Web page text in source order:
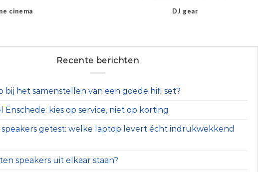
cinema DJ gear
Recente berichten
bij het samenstellen van een goede hifi set?
Enschede: kies op service, niet op korting
getest: welke laptop levert écht indrukwekkend
speakers uit elkaar staan?